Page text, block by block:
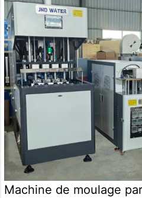
Machine de moulage